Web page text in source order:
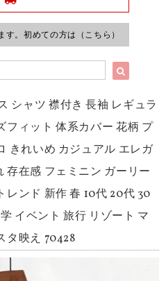
す。初めての方は（こちら）
シャツ 襟付き 長袖 レギュラ
フィット 体系カバー 花柄 プ
きれいめ カジュアル エレガ
存在感 フェミニン ガーリー
レンド 新作 春 10代 20代 30
イベント 旅行 リゾート マ
タ映え 70428